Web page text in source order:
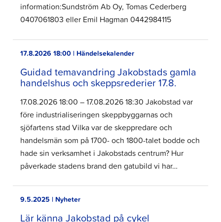
information:Sundström Ab Oy, Tomas Cederberg
0407061803 eller Emil Hagman 0442984115
17.8.2026 18:00 | Händelsekalender
Guidad temavandring Jakobstads gamla
handelshus och skeppsrederier 17.8.
17.08.2026 18:00 – 17.08.2026 18:30 Jakobstad var
före industrialiseringen skeppbyggarnas och
sjöfartens stad Vilka var de skeppredare och
handelsmän som på 1700- och 1800-talet bodde och
hade sin verksamhet i Jakobstads centrum? Hur
påverkade stadens brand den gatubild vi har…
9.5.2025 | Nyheter
Lär känna Jakobstad på cykel